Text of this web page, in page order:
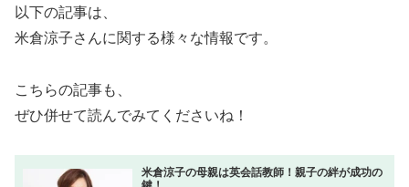
以下の記事は、
米倉涼子さんに関する様々な情報です。
こちらの記事も、
ぜひ併せて読んでみてくださいね！
米倉涼子の母親は英会話教師！親子の絆が成功の